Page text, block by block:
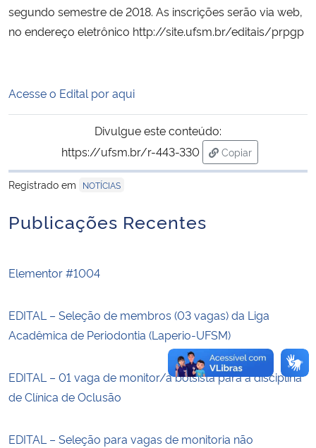
Ministério do Desenvolvimento Regional
Ministério da Mulher, da Família e dos Direitos Humanos
Secretaria-Geral
Secretaria de Governo
Gabinete de Segurança Institucional
Planalto
segundo semestre de 2018. As inscrições serão via web,
no endereço eletrônico http://site.ufsm.br/editais/prpgp
Acesse o Edital por aqui
Divulgue este conteúdo:
https://ufsm.br/r-443-330
Copiar
para área de
Registrado em
NOTÍCIAS
Publicações Recentes
Elementor #1004
EDITAL – Seleção de membros (03 vagas) da Liga
Acadêmica de Periodontia (Laperio-UFSM)
EDITAL – 01 vaga de monitor/a bolsista para a disciplina
de Clínica de Oclusão
EDITAL – Seleção para vagas de monitoria não